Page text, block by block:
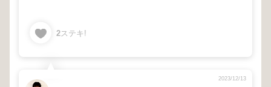
2ステキ!
2023/12/13